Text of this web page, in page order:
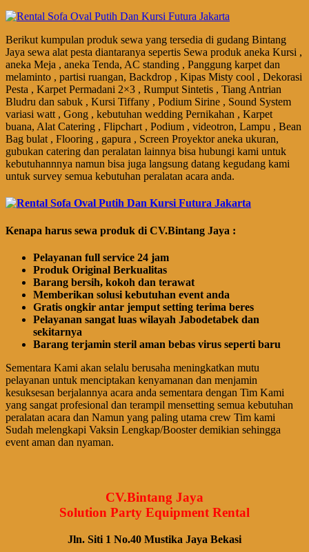
Berikut kumpulan produk sewa yang tersedia di gudang Bintang
Jaya sewa alat pesta diantaranya sepertis Sewa produk aneka Kursi ,
aneka Meja , aneka Tenda, AC standing , Panggung karpet dan
melaminto , partisi ruangan, Backdrop , Kipas Misty cool , Dekorasi
Pesta , Karpet Permadani 2×3 , Rumput Sintetis , Tiang Antrian
Bludru dan sabuk , Kursi Tiffany , Podium Sirine , Sound System
variasi watt , Gong , kebutuhan wedding Pernikahan , Karpet
buana, Alat Catering , Flipchart , Podium , videotron, Lampu , Bean
Bag bulat , Flooring , gapura , Screen Proyektor aneka ukuran,
gubukan catering dan peralatan lainnya bisa hubungi kami untuk
kebutuhannnya namun bisa juga langsung datang kegudang kami
untuk survey semua kebutuhan peralatan acara anda.
Kenapa harus sewa produk di CV.Bintang Jaya :
Pelayanan full service 24 jam
Produk Original Berkualitas
Barang bersih, kokoh dan terawat
Memberikan solusi kebutuhan event anda
Gratis ongkir antar jemput setting terima beres
Pelayanan sangat luas wilayah Jabodetabek dan
sekitarnya
Barang terjamin steril aman bebas virus seperti baru
Sementara Kami akan selalu berusaha meningkatkan mutu
pelayanan untuk menciptakan kenyamanan dan menjamin
kesuksesan berjalannya acara anda sementara dengan Tim Kami
yang sangat profesional dan terampil mensetting semua kebutuhan
peralatan acara dan Namun yang paling utama crew Tim kami
Sudah melengkapi Vaksin Lengkap/Booster demikian sehingga
event aman dan nyaman.
CV.Bintang Jaya
Solution Party Equipment Rental
Jln. Siti 1 No.40 Mustika Jaya Bekasi